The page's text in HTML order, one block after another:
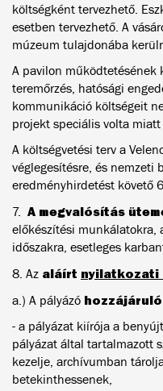
költségként tervezhető.
esetben tervezhető. A
múzeum tulajdonába
A pavilon működtetésének
teremőrzés, hatósági
kommunikáció költségeit
projekt speciális volta miatt
A költségvetési terv a
véglegesítésre, és nemzeti
eredményhirdetést követő
7. A megvalósítás
előkészítési munkálatokra,
időszakra, esetleges
8. Az aláírt nyilatkozati
a.) A pályázó
- a pályázat kiírója a
pályázat által tartalmazott
kezelje, archívumban
betekinthessenek,